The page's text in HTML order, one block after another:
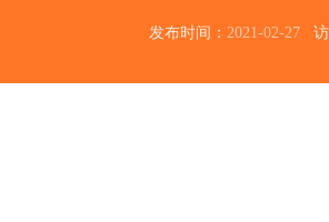
发布时间：2021-02-27